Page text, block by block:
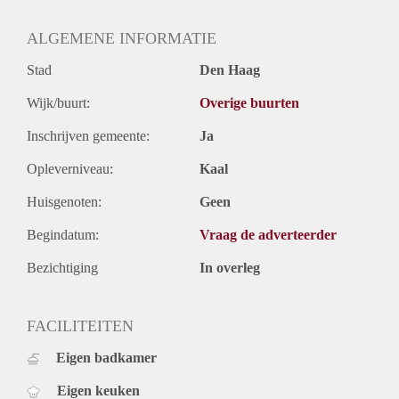
ALGEMENE INFORMATIE
Stad Den Haag
Wijk/buurt: Overige buurten
Inschrijven gemeente: Ja
Opleverniveau: Kaal
Huisgenoten: Geen
Begindatum: Vraag de adverteerder
Bezichtiging In overleg
FACILITEITEN
Eigen badkamer
Eigen keuken